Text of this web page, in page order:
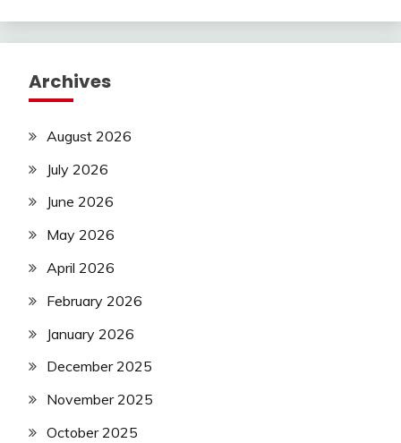
Archives
August 2026
July 2026
June 2026
May 2026
April 2026
February 2026
January 2026
December 2025
November 2025
October 2025